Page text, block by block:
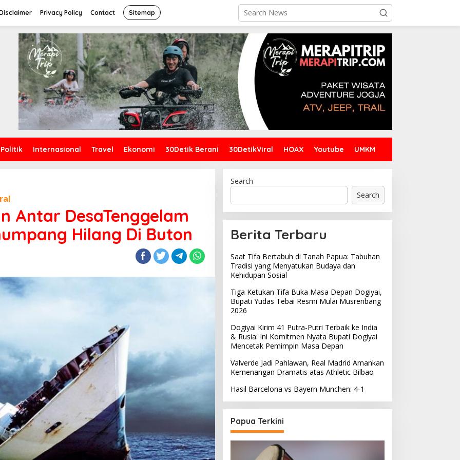
Privacy Policy Contact Sitemap
Politik Internasional Travel Ekonomi 30Detik Berani 30DetikViral HOAX Youtube UMKM
Antar DesaTenggelam
Hilang Di Buton
Search
Search
Berita Terbaru
Saat Tifa Bertabuh di Tanah Papua: Tabuhan
Tradisi yang Menyatukan Budaya dan
Kehidupan Sosial
Tiga Ketukan Tifa Buka Masa Depan Dogiyai,
Bupati Yudas Tebai Resmi Mulai Musrenbang
2026
Dogiyai Kirim 41 Putra-Putri Terbaik ke India
& Rusia: Ini Komitmen Nyata Bupati Dogiyai
Mencetak Pemimpin Masa Depan
Valverde Jadi Pahlawan, Real Madrid Amankan
Kemenangan Dramatis atas Athletic Bilbao
Hasil Barcelona vs Bayern Munchen: 4-1
Papua Terkini